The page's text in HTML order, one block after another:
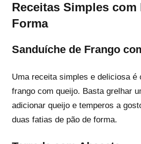
Receitas Simples com
Forma
Sanduíche de Frango
Uma receita simples e deliciosa é
frango com queijo. Basta grelhar
adicionar queijo e temperos a
duas fatias de pão de forma.